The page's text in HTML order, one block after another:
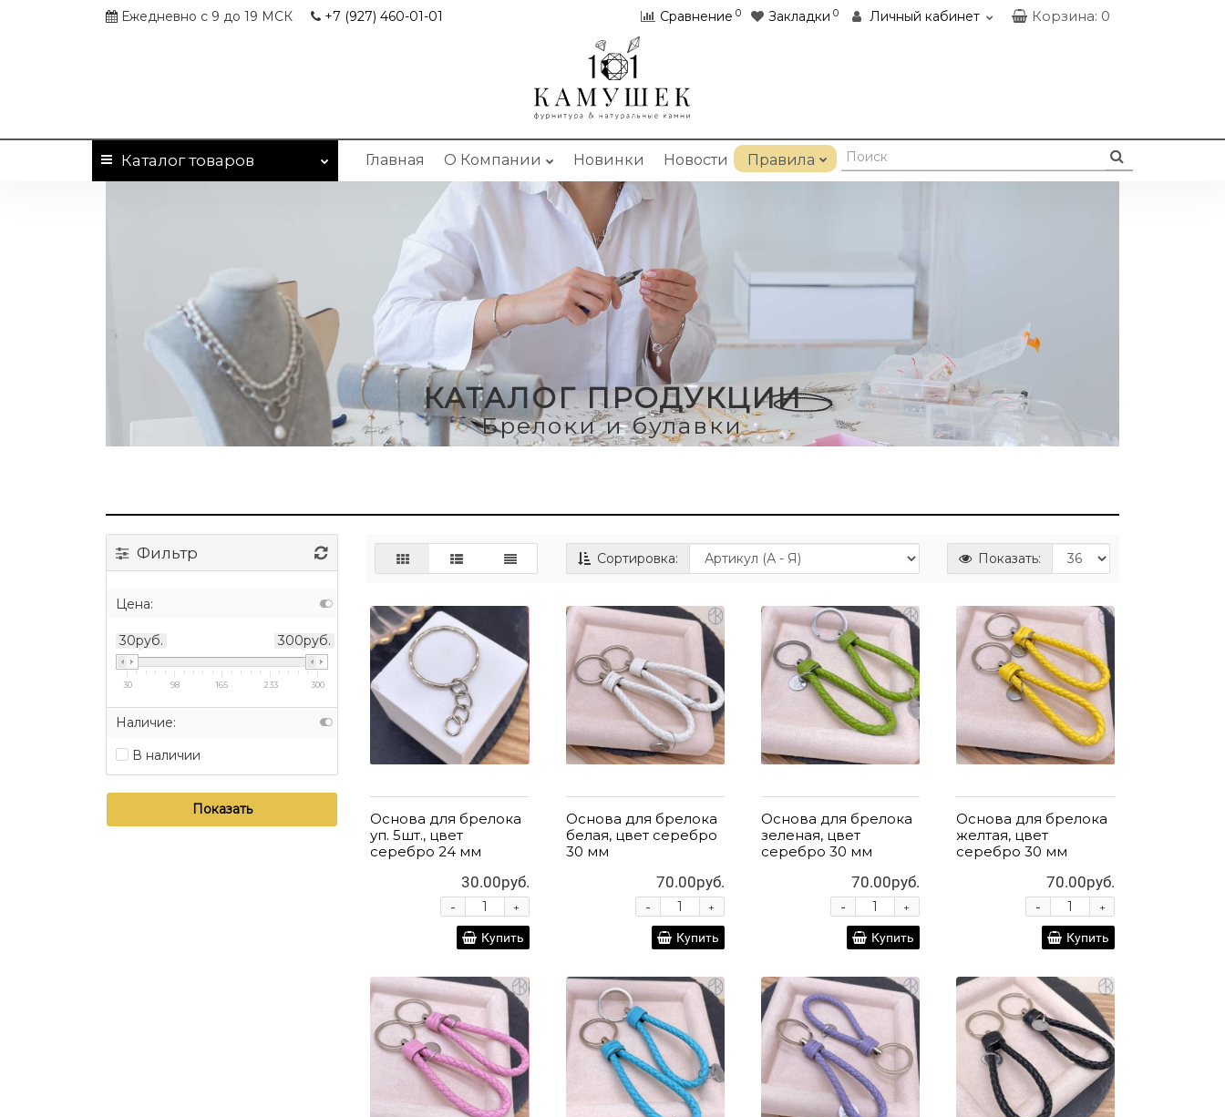
Ежедневно с 9 до 19 МСК +7 (927) 460-01-01 Сравнение 0 Закладки 0 Личный кабинет Корзина: 0
Каталогтоваров Главная О Компании Новинки Новости Правила
КАТАЛОГ ПРОДУКЦИИ
Брелоки и булавки
Фильтр
Цена:
30руб. 300руб.
30 98 165 233 300
Наличие:
В наличии
Показать
Сортировка: Показать:
Основа для брелока
уп. 5шт., цвет
серебро 24 мм
30.00руб.
+
-
Купить
Основа для брелока
белая, цвет серебро
30 мм
70.00руб.
+
-
Купить
Основа для брелока
зеленая, цвет
серебро 30 мм
70.00руб.
+
-
Купить
Основа для брелока
желтая, цвет
серебро 30 мм
70.00руб.
+
-
Купить